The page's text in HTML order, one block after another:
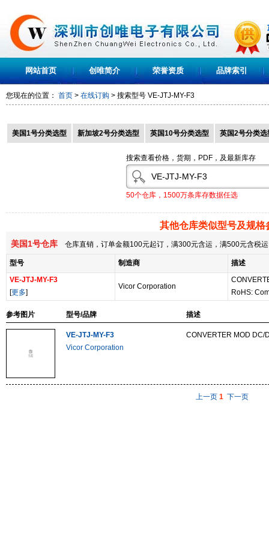
网站首页 创唯简介 荣誉资质 品牌索引
您现在的位置： 首页 > 在线订购 > 搜索型号 VE-JTJ-MY-F3
美国1号分类选型 新加坡2号分类选型 英国10号分类选型 英国2号分类选
搜索查看价格，货期，PDF，及最新库存
50个仓库，1500万条库存数据任选
其他仓库类似型号及规格
美国1号仓库 仓库直销，订单金额100元起订，满300元含运，满500元含税
型号 制造商
描述
VE-JTJ-MY-F3
[更多]
Vicor Corporation
RoHS:
参考图片 型号/品牌 描述
VE-JTJ-MY-F3
Vicor Corporation
CONVERTER MOD DC/
上一页 1 下一页